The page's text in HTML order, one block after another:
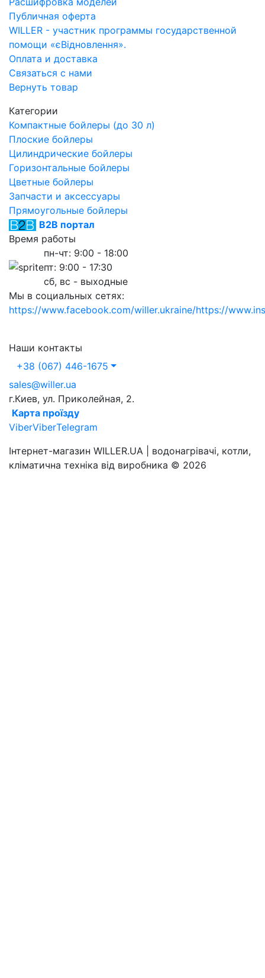
Публичная оферта
WILLER - участник программы государственной
помощи «єВідновлення».
Оплата и доставка
Связаться с нами
Вернуть товар
Категории
Компактные бойлеры (до 30 л)
Плоские бойлеры
Цилиндрические бойлеры
Горизонтальные бойлеры
Цветные бойлеры
Запчасти и аксессуары
Прямоугольные бойлеры
B2B портал
Время работы
пн-чт: 9:00 - 18:00
пт: 9:00 - 17:30
сб, вс - выходные
Мы в социальных сетях:
https://www.facebook.com/willer.ukraine/https://
Наши контакты
+38 (067) 446-1675
sales@willer.ua
г.Киев, ул. Приколейная, 2.
Карта проїзду
ViberViberTelegram
Інтернет-магазин WILLER.UA | водонагрівачі, котли,
кліматична техніка від виробника © 2026